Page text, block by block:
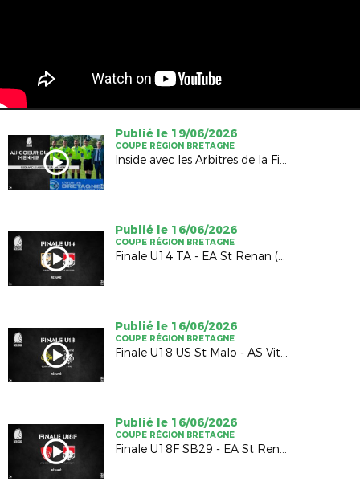
Publié le 19/06/2026
COUPE RÉGION BRETAGNE
Inside avec les Arbitres de la Finale Hommes
Publié le 16/06/2026
COUPE RÉGION BRETAGNE
Finale U14 TA - EA St Renan (1-1; 4-5 TAB)
Publié le 16/06/2026
COUPE RÉGION BRETAGNE
Finale U18 US St Malo - AS Vitré (2-2; 4-5 TAB)
Publié le 16/06/2026
COUPE RÉGION BRETAGNE
Finale U18F SB29 - EA St Renan (1-0)